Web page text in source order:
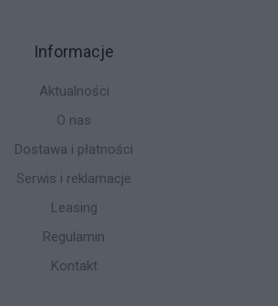
Informacje
Aktualności
O nas
Dostawa i płatności
Serwis i reklamacje
Leasing
Regulamin
Kontakt